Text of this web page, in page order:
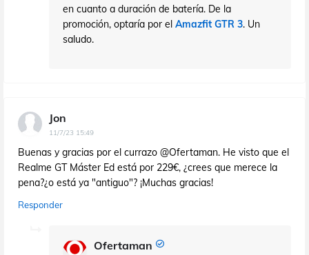
en cuanto a duración de batería. De la
promoción, optaría por el Amazfit GTR 3. Un
saludo.
Jon
11/7/23 15:49
Buenas y gracias por el currazo @Ofertaman. He visto que el
Realme GT Máster Ed está por 229€, ¿crees que merece la
pena?¿o está ya "antiguo"? ¡Muchas gracias!
Responder
Ofertaman